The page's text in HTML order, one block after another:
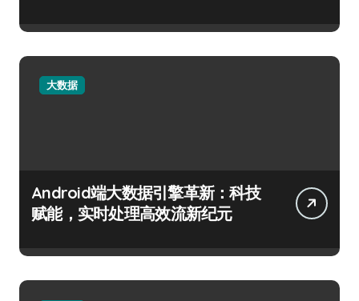
大数据
Android端大数据引擎革新：科技
赋能，实时处理高效流新纪元